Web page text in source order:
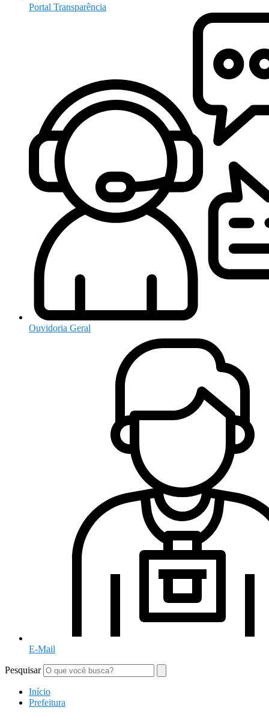
Portal Transparência
Ouvidoria Geral
E-Mail
Pesquisar
Início
Prefeitura